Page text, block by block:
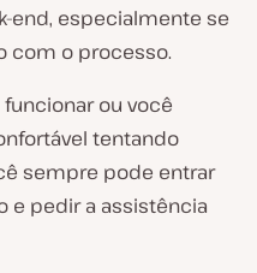
end, especialmente se
com o processo.
ou você
tentando
sempre pode entrar
e pedir a assistência